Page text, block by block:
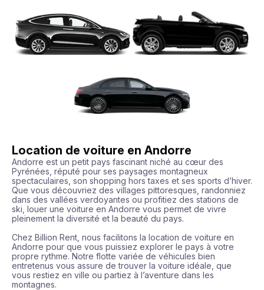
Location de voiture en Andorre
Andorre est un petit pays fascinant niché au cœur des
Pyrénées, réputé pour ses paysages montagneux
spectaculaires, son shopping hors taxes et ses sports d’hiver.
Que vous découvriez des villages pittoresques, randonniez
dans des vallées verdoyantes ou profitiez des stations de
ski, louer une voiture en Andorre vous permet de vivre
pleinement la diversité et la beauté du pays.
Chez Billion Rent, nous facilitons la location de voiture en
Andorre pour que vous puissiez explorer le pays à votre
propre rythme. Notre flotte variée de véhicules bien
entretenus vous assure de trouver la voiture idéale, que
vous restiez en ville ou partiez à l’aventure dans les
montagnes.